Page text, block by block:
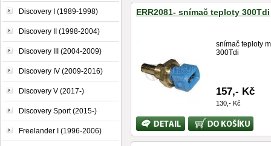
Discovery I (1989-1998)
Discovery II (1998-2004)
Discovery III (2004-2009)
Discovery IV (2009-2016)
Discovery V (2017-)
Discovery Sport (2015-)
Freelander I (1996-2006)
ERR2081- snímač teploty 300Tdi
snímač teploty
300Tdi
157,- Kč
130,- Kč
Bližší
informace
Koupit